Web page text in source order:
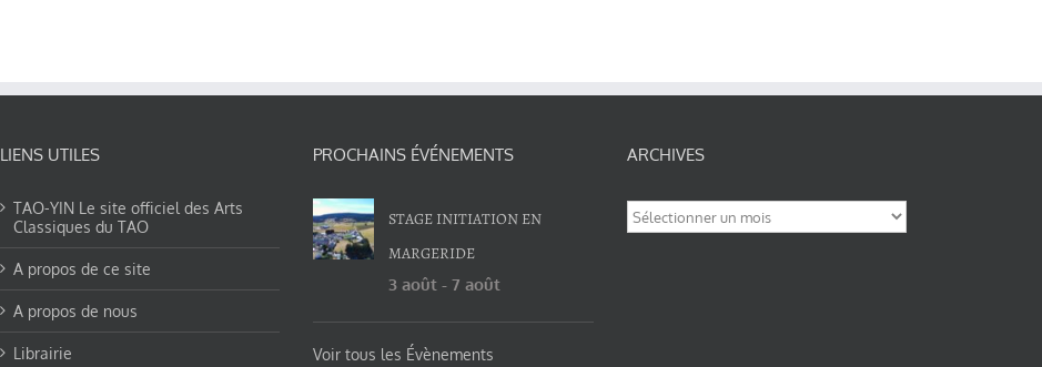
LIENS UTILES
TAO-YIN Le site officiel des Arts
Classiques du TAO
A propos de ce site
A propos de nous
Librairie
PROCHAINS ÉVÉNEMENTS
STAGE INITIATION EN
MARGERIDE
3 août -7 août
Voir tous les Évènements
ARCHIVES
Archives